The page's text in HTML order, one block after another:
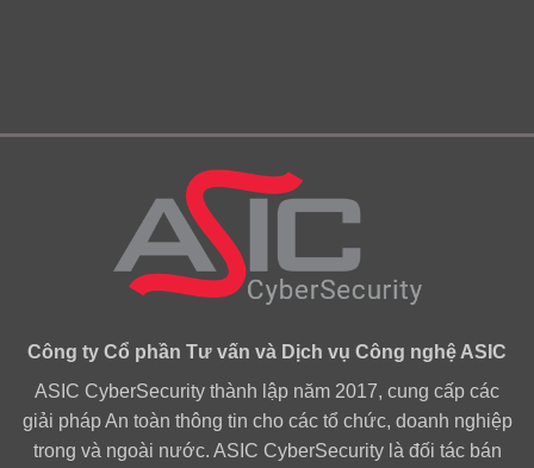
Công ty Cổ phần Tư vấn và Dịch vụ Công nghệ ASIC
ASIC CyberSecurity thành lập năm 2017, cung cấp các
giải pháp An toàn thông tin cho các tổ chức, doanh nghiệp
trong và ngoài nước. ASIC CyberSecurity là đối tác bán